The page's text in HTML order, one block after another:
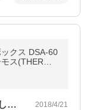
クス DSA-60
ス(THERMO
密閉性と可愛さに惹かれて購入しました。… 2018/4/21